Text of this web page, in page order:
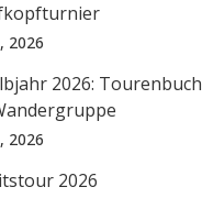
2026
2026: Tourenbuch
2026
2026